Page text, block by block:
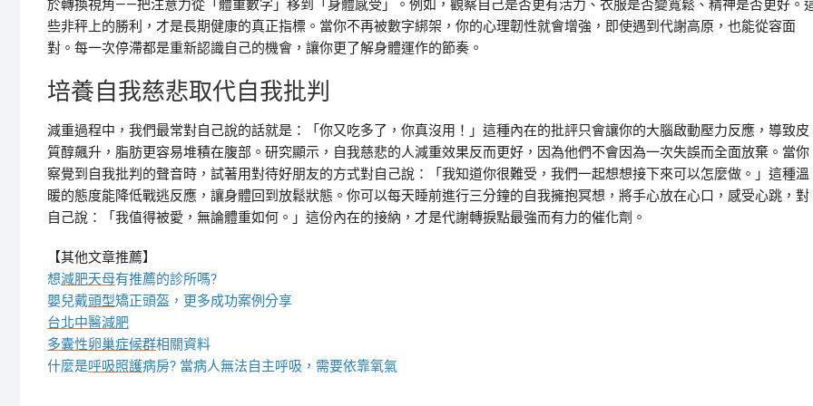
於轉換視角——把注意力從「體重數字」移到「身體感受」。例如，觀察自己是否更有活力、衣服是否變寬鬆、精神是否更好。
些非秤上的勝利，才是長期健康的真正指標。當你不再被數字綁架，你的心理韌性就會增強，即使遇到代謝高原，也能從容面
對。每一次停滯都是重新認識自己的機會，讓你更了解身體運作的節奏。
培養自我慈悲取代自我批判
減重過程中，我們最常對自己說的話就是：「你又吃多了，你真沒用！」這種內在的批評只會讓你的大腦啟動壓力反應，導致皮
質醇飆升，脂肪更容易堆積在腹部。研究顯示，自我慈悲的人減重效果反而更好，因為他們不會因為一次失誤而全面放棄。當你
察覺到自我批判的聲音時，試著用對待好朋友的方式對自己說：「我知道你很難受，我們一起想想接下來可以怎麼做。」這種溫
暖的態度能降低戰逃反應，讓身體回到放鬆狀態。你可以每天睡前進行三分鐘的自我擁抱冥想，將手心放在心口，感受心跳，對
自己說：「我值得被愛，無論體重如何。」這份內在的接納，才是代謝轉捩點最強而有力的催化劑。
【其他文章推薦】
想減肥天母有推薦的診所嗎?
嬰兒戴頭型矯正頭盔，更多成功案例分享
台北中醫減肥
多囊性卵巢症候群相關資料
什麼是呼吸照護病房? 當病人無法自主呼吸，需要依靠氧氣